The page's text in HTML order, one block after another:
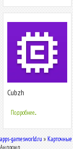
Cubzh
Подробнее...
apps-gamesworld.ru » Карточные